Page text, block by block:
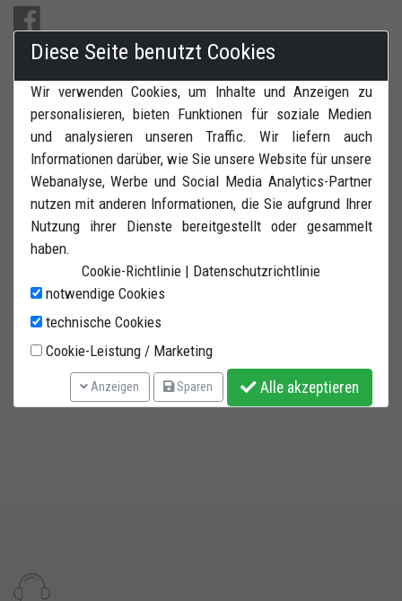
Inklusive V-Adapter und Breitverstellung. Passend für
Zweiarmschwingen Modelle mit Gewindeaufnahme .
Hergestellt auf 32,5 x 2 mm Qualitätsstahlrohr. Vier
verstärkte Gummiräder. Pulverlackert Rot.
Diese Seite benutzt Cookies
Wir verwenden Cookies, um Inhalte und Anzeigen zu
personalisieren, bieten Funktionen für soziale Medien
und analysieren unseren Traffic. Wir liefern auch
Informationen darüber, wie Sie unsere Website für unsere
Webanalyse, Werbe und Social Media Analytics-Partner
nutzen mit anderen Informationen, die Sie aufgrund Ihrer
Nutzung ihrer Dienste bereitgestellt oder gesammelt
haben.
Cookie-Richtlinie | Datenschutzrichtlinie
notwendige Cookies
technische Cookies
Cookie-Leistung / Marketing
Anzeigen Sparen Alle akzeptieren